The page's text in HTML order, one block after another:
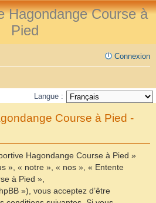
Hagondange Course à
Pied
Connexion
Langue :
Course à Pied -
Hagondange Course à Pied »
», « notre », « nos », « Entente
à Pied »,
»), vous acceptez d’être